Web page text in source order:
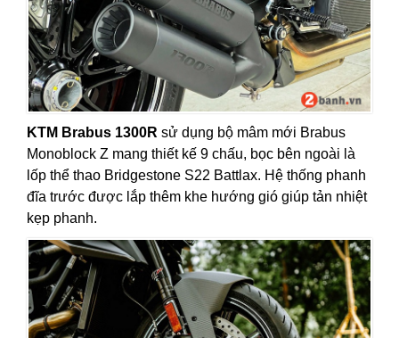
KTM Brabus 1300R sử dụng bộ mâm mới Brabus
Monoblock Z mang thiết kế 9 chấu, bọc bên ngoài là
lốp thể thao Bridgestone S22 Battlax. Hệ thống phanh
đĩa trước được lắp thêm khe hướng gió giúp tản nhiệt
kẹp phanh.